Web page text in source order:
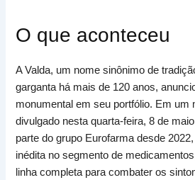
O que aconteceu
A Valda, um nome sinônimo de
garganta há mais de 120 anos,
monumental em seu portfólio. Em um
divulgado nesta quarta-feira, 8 de
parte do grupo Eurofarma desde
inédita no segmento de
linha completa para combater os